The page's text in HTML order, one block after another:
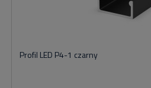
Profil LED P4-1 czarny